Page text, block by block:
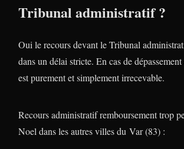
Tribunal administratif ?
Oui le recours devant le Tribunal
dans un délai stricte. En cas de
est purement et simplement irrecevable.
Recours administratif remboursement trop
Noel dans les autres villes du Var (83) :